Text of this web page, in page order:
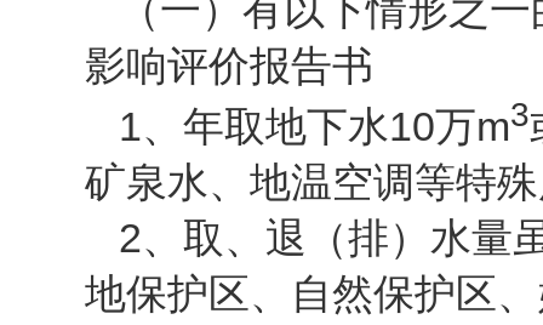
（一）有以下情形之
影响评价报告书
1、年取地下水10万m3
矿泉水、地温空调等特
2、取、退（排）水量
地保护区、自然保护区